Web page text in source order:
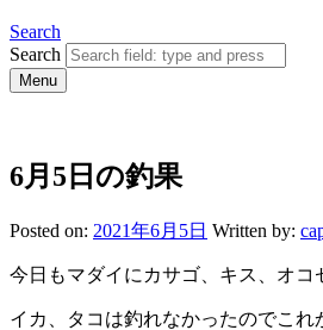
Search
Search
Menu
6月5日の釣果
Posted on: 2021年6月5日 Written by:
今日もマダイにカサゴ、キス、オコ
イカ、タコは釣れなかったのでこれ